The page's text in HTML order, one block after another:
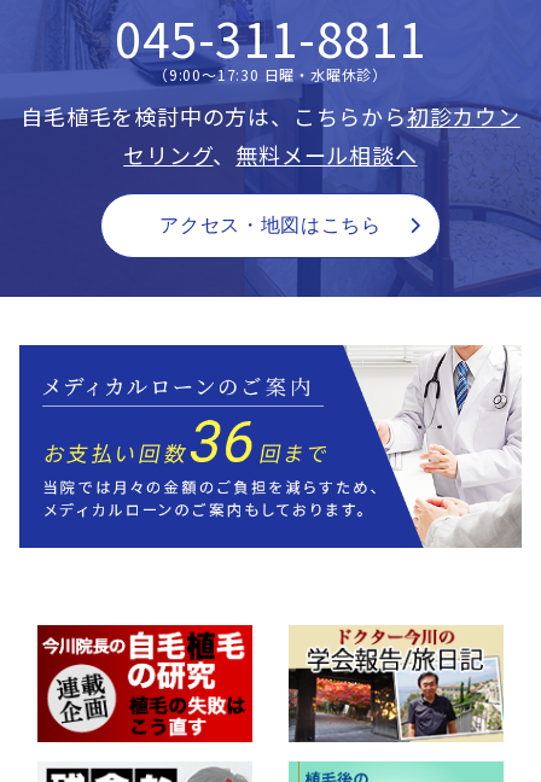
045-311-8811
（9:00〜17:30 日曜・水曜休診）
自毛植毛を検討中の方は、こちらから初診カウン
セリング、 無料メール相談へ
アクセス・地図はこちら